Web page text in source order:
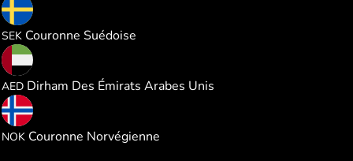
SEK Couronne Suédoise
AED Dirham Des Émirats Arabes Unis
NOK Couronne Norvégienne